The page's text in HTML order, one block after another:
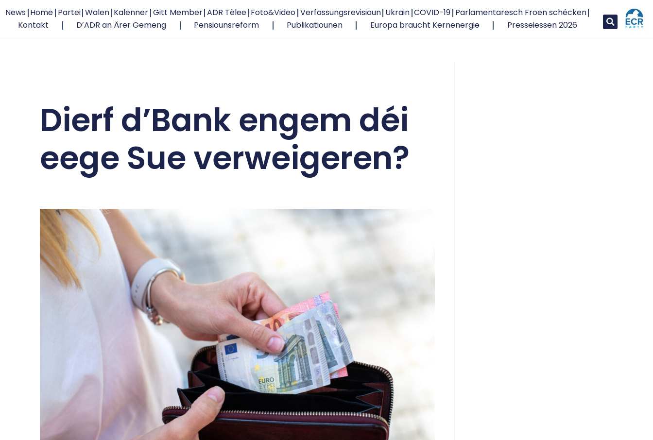
News Home Partei Walen Kalenner Gitt Member ADR Tëlee Foto&Video Verfassungsrevisioun Ukrain COVID-19 Parlamentaresch Froen schécken
Kontakt
D’ADR an Ärer Gemeng Pensiounsreform Publikatiounen Europa braucht Kernenergie Presseiessen 2026
Dierf d’Bank engem déi
eege Sue verweigeren?